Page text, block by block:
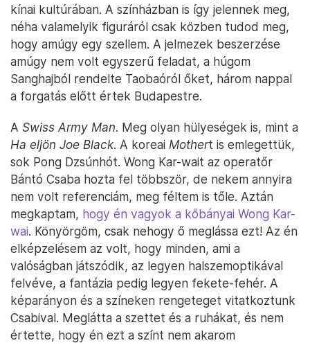
kínai kultúrában. A színházban is így jelennek meg,
néha valamelyik figuráról csak közben tudod meg,
hogy amúgy egy szellem. A jelmezek beszerzése
amúgy nem volt egyszerű feladat, a húgom
Sanghajból rendelte Taobaóról őket, három nappal
a forgatás előtt értek Budapestre.
A Swiss Army Man. Meg olyan hülyeségek is, mint a
Ha eljön Joe Black. A koreai Mothert is emlegettük,
sok Pong Dzsúnhót. Wong Kar-wait az operatőr
Bántó Csaba hozta fel többször, de nekem annyira
nem volt referenciám, meg féltem is tőle. Aztán
megkaptam, hogy én vagyok a kőbányai Wong Kar-
wai. Könyörgöm, csak nehogy ő meglássa ezt! Az én
elképzelésem az volt, hogy minden, ami a
valóságban játszódik, az legyen halszemoptikával
felvéve, a fantázia pedig legyen fekete-fehér. A
képarányon és a színeken rengeteget vitatkoztunk
Csabival. Meglátta a szettet és a ruhákat, és nem
értette, hogy én ezt a színt nem akarom